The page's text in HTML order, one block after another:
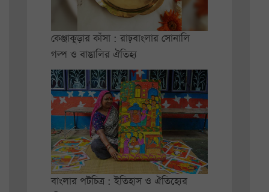
কেঞ্জাকুড়ার কাঁসা : রাঢ়বাংলার সোনালি
গল্প ও বাঙালির ঐতিহ্য
বাংলার পটচিত্র : ইতিহাস ও ঐতিহ্যের